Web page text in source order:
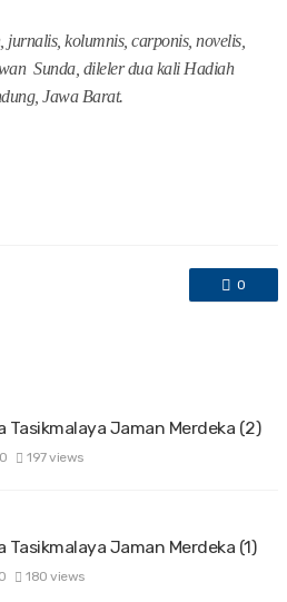
kolumnis, carponis, novelis,
Sunda, dileler dua kali Hadiah
Jawa Barat.
0
Tasikmalaya Jaman Merdeka (2)
0 197 views
Tasikmalaya Jaman Merdeka (1)
0 180 views